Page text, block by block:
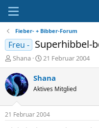
Fieber- + Bibber-Forum
Freu - Superhibbel-
E
r
s
t
e
e
Shana
E
r
s
t
e
l
t
21 Februar 2004
Shana
Aktives Mitglied
21 Februar 2004